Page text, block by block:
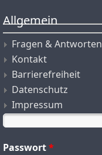
Allgemein
Fragen & Antworten
Kontakt
Barrierefreiheit
Datenschutz
Impressum
Passwort*